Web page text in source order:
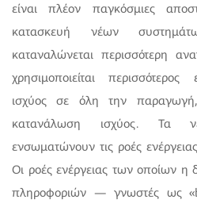
είναι πλέον παγκόσμιες
κατασκευή νέων
καταναλώνεται περισσότερη
χρησιμοποιείται
ισχύος σε όλη την
κατανάλωση ισχύος. Τα
ενσωματώνουν τις ροές
Οι ροές ενέργειας των οποίων η
πληροφοριών — γνωστές ως